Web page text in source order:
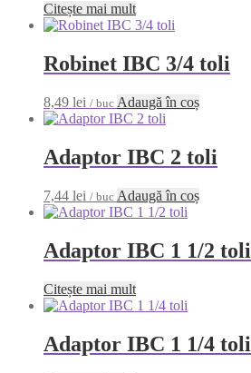
Citește mai mult
Robinet IBC 3/4 toli
8,49 lei / buc Adaugă în coș
Adaptor IBC 2 toli
7,44 lei / buc Adaugă în coș
Adaptor IBC 1 1/2 toli
Citește mai mult
Adaptor IBC 1 1/4 toli